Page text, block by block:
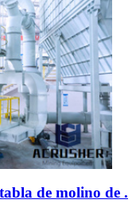
de molino de .